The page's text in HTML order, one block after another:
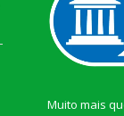
Muito mais